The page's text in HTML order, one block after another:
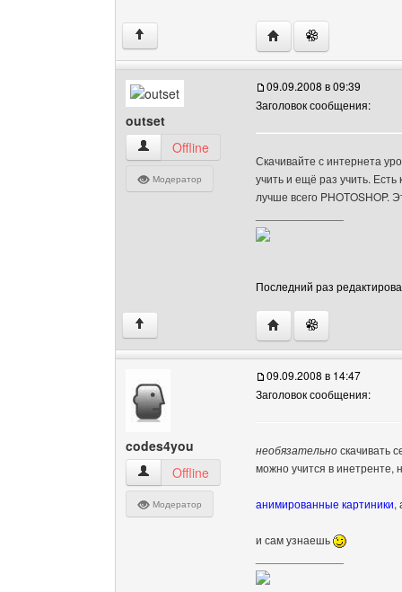
↑ Посетить сайт
outset
outset Посмотреть профиль
Offline
Модератор
09.09.2008 в 09:39
Заголовок сообщения:
Скачивайте с интернета
учить и ещё раз учить.
лучше всего PHOTOSHOP.
Последний раз
↑ Посетить сайт
codes4you
codes4you Посмотреть профиль
Offline
Модератор
09.09.2008 в 14:47
Заголовок сообщения:
необязательноскачивать
можно учится в инетренте,
анимированные картиники,
и сам узнаешь